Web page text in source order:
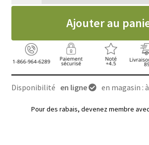
Ajouter au
Disponibilité en ligne en magasin :
Pour des rabais, devenez membre avec